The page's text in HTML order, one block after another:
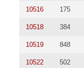
10516 175
10518 384
10519 848
10522 502